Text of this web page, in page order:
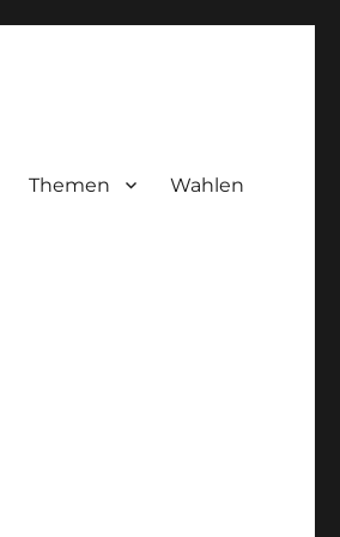
Themen Wahlen